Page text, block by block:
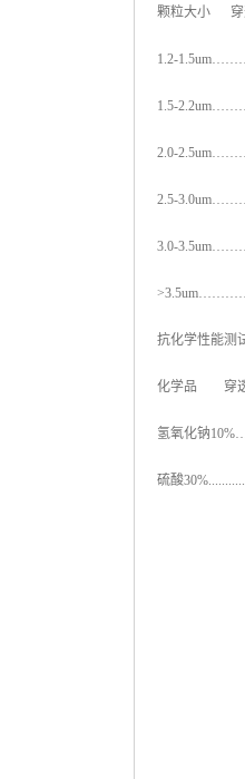
颗粒大小 穿
1.2-
1.5-
2.0-
2.5-
3.0-
抗化学性能测
化学品 穿
氢氧化钠
硫酸